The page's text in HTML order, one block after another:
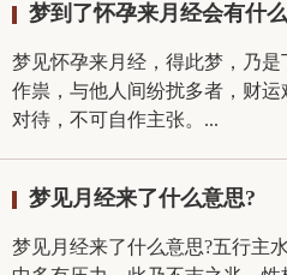
梦到了怀孕来月经会有什
梦见怀孕来月经，得此梦，乃是
作祟，与他人间纷扰多者，财
对待，不可自作主张。...
梦见月经来了什么意思?
梦见月经来了什么意思?五行主